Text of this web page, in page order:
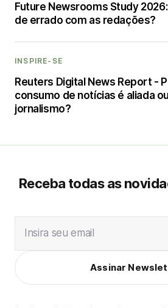
Future Newsrooms Study
de errado com as redações?
INSPIRE-SE
Reuters Digital News Report -
consumo de notícias é aliada
jornalismo?
Receba todas as
Insira seu email
Assinar